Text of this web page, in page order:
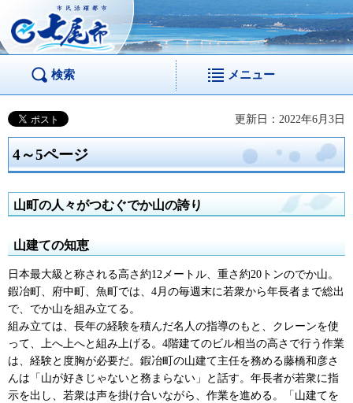
市民活躍都市 七尾
市
検索 メニュー
更新日：2022年6月3日
4～5ページ
山町の人々がつむぐでか山の誇り
山建ての知恵
日本最大級と称される高さ約12メートル、重さ約20トンのでか山。
鍜冶町、府中町、魚町では、4月の毎週末に若衆から年長者まで総出
で、でか山を組み立てる。
組み立ては、長年の経験を積んだ名人の指導のもと、クレーンを使
って、上へ上へと組み上げる。4階建てのビル相当の高さで行う作業
は、経験と度胸が必要だ。鍜冶町の山建て主任を務める藤橋和彦さ
んは「山が好きじゃないと務まらない」と話す。年長者が若衆に指
示を出し、若衆は声を掛け合いながら、作業を進める。「山建てを